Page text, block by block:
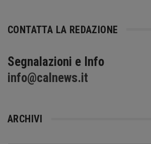
CONTATTA LA REDAZIONE
Segnalazioni e Info
info@calnews.it
ARCHIVI